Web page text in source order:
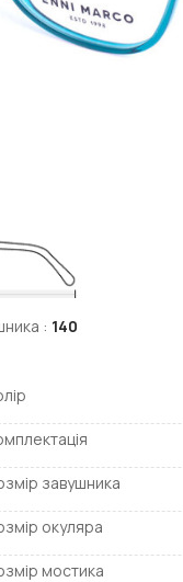
: 140
завушника
окуляра
мостика